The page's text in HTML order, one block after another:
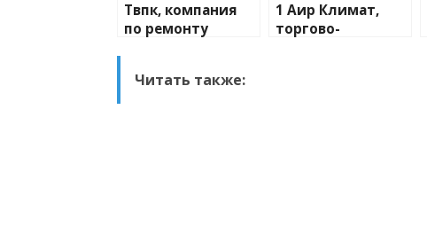
Твпк, компания
по ремонту
1 Аир Климат,
торгово-
Читать также: